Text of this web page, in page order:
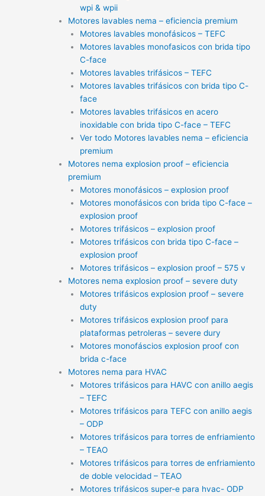
wpi & wpii
Motores lavables nema – eficiencia premium
Motores lavables monofásicos – TEFC
Motores lavables monofasicos con brida tipo
C-face
Motores lavables trifásicos – TEFC
Motores lavables trifásicos con brida tipo C-
face
Motores lavables trifásicos en acero
inoxidable con brida tipo C-face – TEFC
Ver todo Motores lavables nema – eficiencia
premium
Motores nema explosion proof – eficiencia
premium
Motores monofásicos – explosion proof
Motores monofásicos con brida tipo C-face –
explosion proof
Motores trifásicos – explosion proof
Motores trifásicos con brida tipo C-face –
explosion proof
Motores trifásicos – explosion proof – 575 v
Motores nema explosion proof – severe duty
Motores trifásicos explosion proof – severe
duty
Motores trifásicos explosion proof para
plataformas petroleras – severe dury
Motores monofáscios explosion proof con
brida c-face
Motores nema para HVAC
Motores trifásicos para HAVC con anillo aegis
– TEFC
Motores trifásicos para TEFC con anillo aegis
– ODP
Motores trifásicos para torres de enfriamiento
– TEAO
Motores trifásicos para torres de enfriamiento
de doble velocidad – TEAO
Motores trifásicos super-e para hvac- ODP